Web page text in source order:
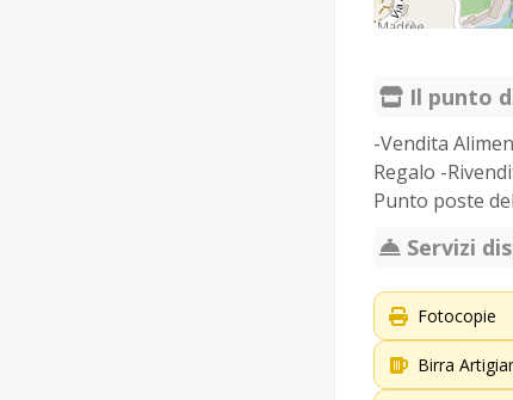
Il punto
-Vendita
Regalo -
Punto poste
Servizi
Fotocopie
Birra